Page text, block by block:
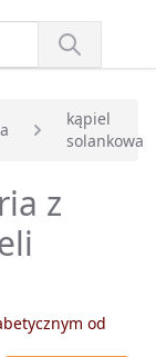
kąpiel
solankowa
z
od